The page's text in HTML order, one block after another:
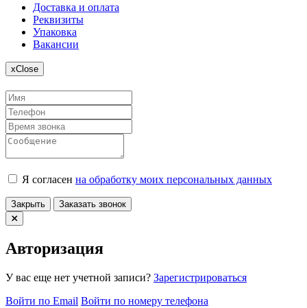
Доставка и оплата
Реквизиты
Упаковка
Вакансии
xClose
Я согласен на обработку моих персональных данных
Закрыть Заказать звонок
Авторизация
У вас еще нет учетной записи? Зарегистрироваться
Войти по Email Войти по номеру телефона